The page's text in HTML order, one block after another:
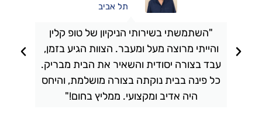
"השתמשתי בשירותי הניקיון של טופ קלין
והייתי מרוצה מעל ומעבר. הצוות הגיע בזמן,
עבד בצורה יסודית והשאיר את הבית מבריק.
כל פינה בבית נוקתה בצורה מושלמת, והיחס
היה אדיב ומקצועי. ממליץ בחום!"
תל אביב